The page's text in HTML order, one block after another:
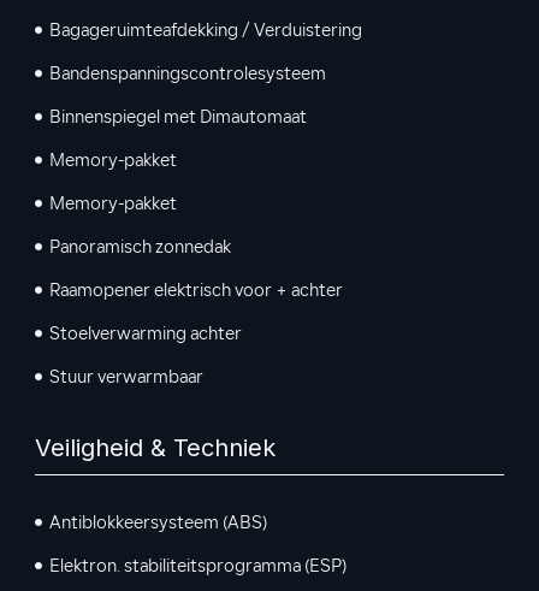
Bagageruimteafdekking / Verduistering
Bandenspanningscontrolesysteem
Binnenspiegel met Dimautomaat
Memory-pakket
Memory-pakket
Panoramisch zonnedak
Raamopener elektrisch voor + achter
Stoelverwarming achter
Stuur verwarmbaar
Veiligheid & Techniek
Antiblokkeersysteem (ABS)
Elektron. stabiliteitsprogramma (ESP)